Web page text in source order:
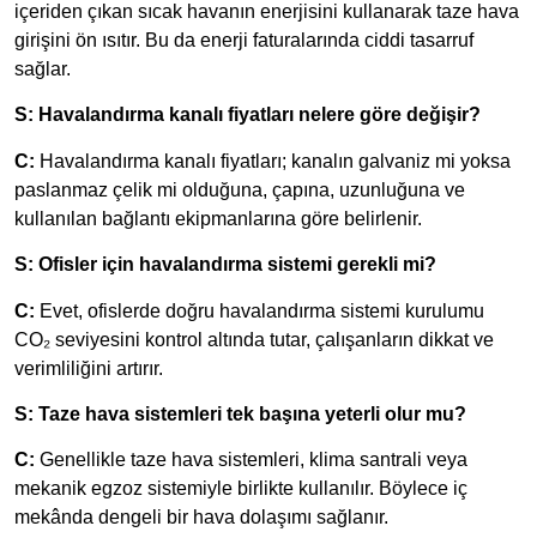
içeriden çıkan sıcak havanın enerjisini kullanarak taze hava
girişini ön ısıtır. Bu da enerji faturalarında ciddi tasarruf
sağlar.
S: Havalandırma kanalı fiyatları nelere göre değişir?
C: Havalandırma kanalı fiyatları; kanalın galvaniz mi yoksa
paslanmaz çelik mi olduğuna, çapına, uzunluğuna ve
kullanılan bağlantı ekipmanlarına göre belirlenir.
S: Ofisler için havalandırma sistemi gerekli mi?
C: Evet, ofislerde doğru havalandırma sistemi kurulumu
CO₂ seviyesini kontrol altında tutar, çalışanların dikkat ve
verimliliğini artırır.
S: Taze hava sistemleri tek başına yeterli olur mu?
C: Genellikle taze hava sistemleri, klima santrali veya
mekanik egzoz sistemiyle birlikte kullanılır. Böylece iç
mekânda dengeli bir hava dolaşımı sağlanır.